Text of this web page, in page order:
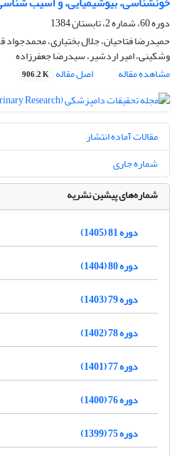
دوره 60، شماره 2، تابستان 1384
حمیدرضا فتاحیان، جلال بختیاری، محمدجواد
وشکینی، امیر اردشیر، سیدرضا جعفرزاده
مشاهده مقاله
اصل مقاله 906.2 K
مقالات آماده انتشار
شماره جاری
شماره‌های پیشین نشریه
دوره 81 (1405)
دوره 80 (1404)
دوره 79 (1403)
دوره 78 (1402)
دوره 77 (1401)
دوره 76 (1400)
دوره 75 (1399)